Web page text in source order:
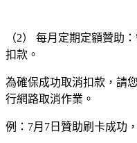
（2） 每月定期定額贊助
扣款。
為確保成功取消扣款，請
行網路取消作業。
例：7月7日贊助刷卡成功